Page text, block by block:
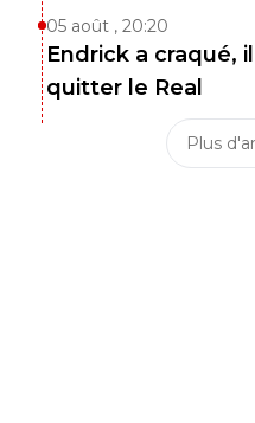
05 août , 20:20
Endrick a craqué,
quitter le Real
Plus